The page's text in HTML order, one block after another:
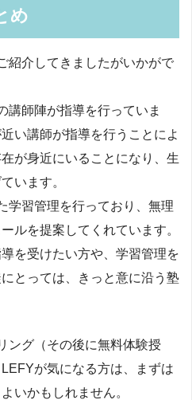
め
紹介してきましたがいかがで
講師陣が指導を行っていま
い講師が指導を行うことによ
が身近にいることになり、生
います。
学習管理を行っており、無理
ルを提案してくれています。
を受けたい方や、学習管理を
とっては、きっと意に沿う塾
ング（その後に無料体験授
が気になる方は、まずは
いかもしれません。